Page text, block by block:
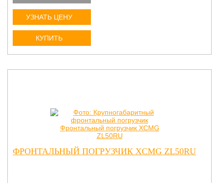
УЗНАТЬ ЦЕНУ
КУПИТЬ
ФРОНТАЛЬНЫЙ ПОГРУЗЧИК XCMG ZL50RU